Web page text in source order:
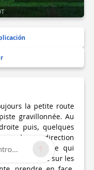
la petite route
gravillonnée. Au
puis, quelques
en direction
route bitumée qui
offre une vue sur les